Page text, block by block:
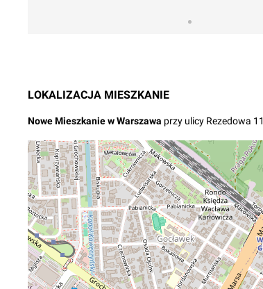
LOKALIZACJA MIESZKANIE
NoweMieszkaniewWarszawa przy ulicy Rezedowa 11